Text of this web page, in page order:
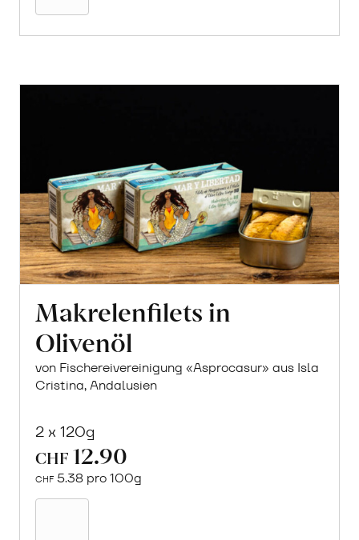
Makrelenfilets in
Olivenöl
von Fischereivereinigung «Asprocasur» aus Isla
Cristina, Andalusien
2 x 120g
CHF 12.90
CHF 5.38 pro 100g